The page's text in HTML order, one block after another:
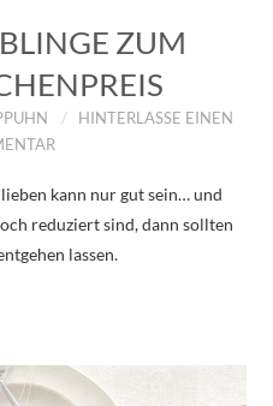
ZUM
HINTERLASSE EINEN
kann nur gut sein… und
reduziert sind, dann sollten
lassen.